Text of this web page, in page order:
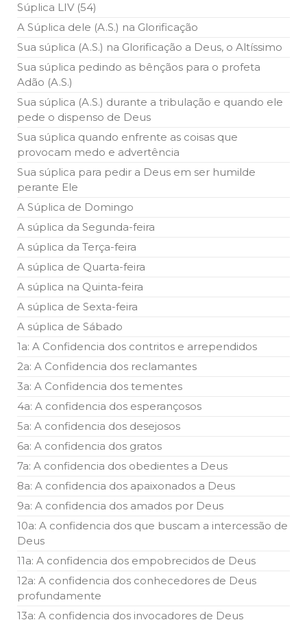
Súplica LIV (54)
A Súplica dele (A.S.) na Glorificação
Sua súplica (A.S.) na Glorificação a Deus, o Altíssimo
Sua súplica pedindo as bênçãos para o profeta
Adão (A.S.)
Sua súplica (A.S.) durante a tribulação e quando ele
pede o dispenso de Deus
Sua súplica quando enfrente as coisas que
provocam medo e advertência
Sua súplica para pedir a Deus em ser humilde
perante Ele
A Súplica de Domingo
A súplica da Segunda-feira
A súplica da Terça-feira
A súplica de Quarta-feira
A súplica na Quinta-feira
A súplica de Sexta-feira
A súplica de Sábado
1a: A Confidencia dos contritos e arrependidos
2a: A Confidencia dos reclamantes
3a: A Confidencia dos tementes
4a: A confidencia dos esperançosos
5a: A confidencia dos desejosos
6a: A confidencia dos gratos
7a: A confidencia dos obedientes a Deus
8a: A confidencia dos apaixonados a Deus
9a: A confidencia dos amados por Deus
10a: A confidencia dos que buscam a intercessão de
Deus
11a: A confidencia dos empobrecidos de Deus
12a: A confidencia dos conhecedores de Deus
profundamente
13a: A confidencia dos invocadores de Deus